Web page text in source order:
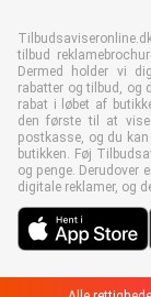
tilbud
Dermed holder vi
rabatter og tilbud, og
rabat i løbet af
den første til at
postkasse, og du
butikken. Føj
og penge. Derudover
digitale reklamer, og